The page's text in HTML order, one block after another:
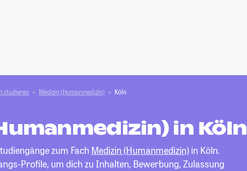
studieren Medizin (Humanmedizin) Köln
in Köln
zum Fach Medizin (Humanmedizin)in Köln.
Profile, um dich zu Inhalten, Bewerbung, Zulassung